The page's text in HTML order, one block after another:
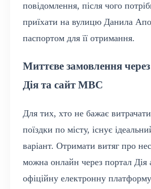
повідомлення, після чого
приїхати на вулицю Данила
паспортом для її отримання.
Миттєве замовлення через
Дія та сайт МВС
Для тих, хто не бажає
поїздки по місту, існує
варіант. Отримати витяг про
можна онлайн через портал Дія
офіційну електронну